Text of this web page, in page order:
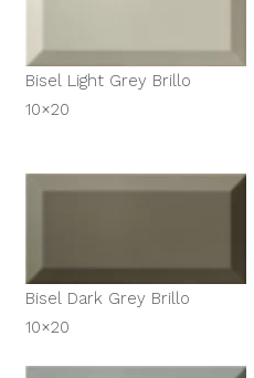
Bisel Light Grey Brillo
10×20
Bisel Dark Grey Brillo
10×20